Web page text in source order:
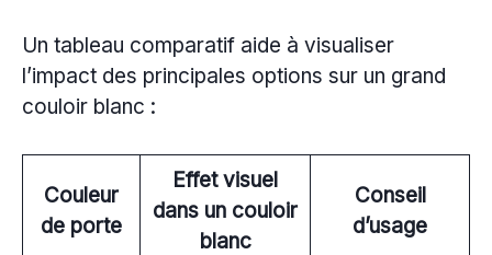
Un tableau comparatif aide à visualiser
l’impact des principales options sur un grand
couloir blanc :
Couleur
de porte
Effet visuel
dans un couloir
blanc
Conseil
d’usage